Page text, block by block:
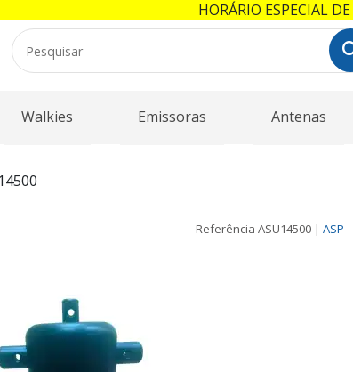
Walkies Emissoras Antenas
Referência ASU14500 | ASP
HORÁRIO ESPECIAL DE